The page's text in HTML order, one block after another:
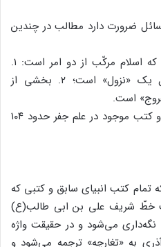
ضرورت دارد مطالب در چندین
در ابتدا ذکر این نکته لازم است که اسلام مرکّب از دو امر است: ۱.
کتاب آسمانی قرآن که محصول یک «نزول» است؛ ۲. بخشی از
است.
قرآن کریم حدود ۶۳۰۰ آیه است و کتب موجود در علم جفر حدود ۱۰۴
کتب انبیای سابق و کتبی که
خطّ شریف علی بن ابی طالب(ع)
می‌شود و در حقیقت واژه
به «تغارچه» ترجمه می‌شود و